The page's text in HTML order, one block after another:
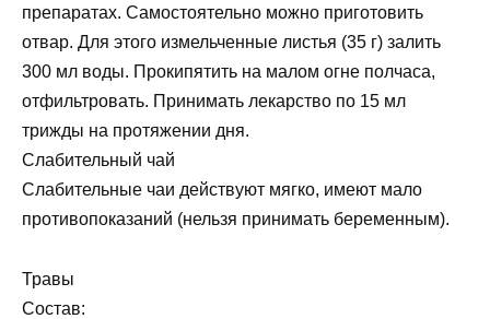
препаратах. Самостоятельно можно приготовить
отвар. Для этого измельченные листья (35 г) залить
300 мл воды. Прокипятить на малом огне полчаса,
отфильтровать. Принимать лекарство по 15 мл
трижды на протяжении дня.
Слабительный чай
Слабительные чаи действуют мягко, имеют мало
противопоказаний (нельзя принимать беременным).
Травы
Состав: